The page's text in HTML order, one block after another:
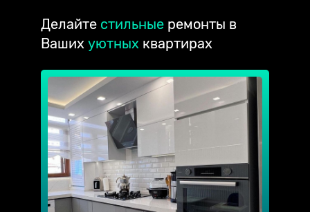
Делайте стильные ремонты в
Ваших уютных квартирах